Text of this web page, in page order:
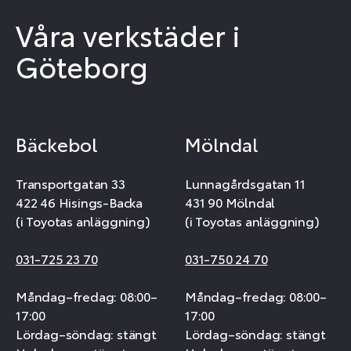
Våra verkstäder i
Göteborg
Bäckebol
Transportgatan 33
422 46 Hisings-Backa
(i Toyotas anläggning)
031-725 23 70
Måndag–fredag: 08:00–
17:00
Lördag–söndag: stängt
Mölndal
Lunnagårdsgatan 11
431 90 Mölndal
(i Toyotas anläggning)
031-750 24 70
Måndag–fredag: 08:00–
17:00
Lördag–söndag: stängt